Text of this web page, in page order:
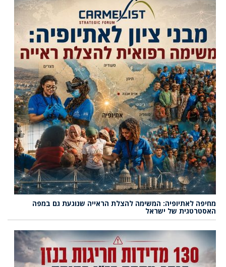
מחיפה לאתיופיה: המשימה להצלת הראייה שנוגעת גם במפה
האסטרטגית של ישראל